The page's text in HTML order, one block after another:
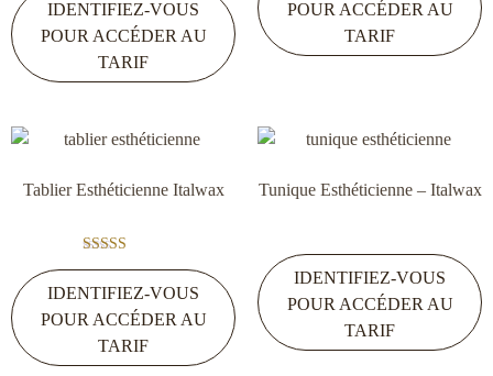
IDENTIFIEZ-VOUS
POUR ACCÉDER AU
TARIF
POUR ACCÉDER AU
TARIF
Tablier Esthéticienne Italwax
Note
sur 5
IDENTIFIEZ-VOUS
POUR ACCÉDER AU
TARIF
Tunique Esthéticienne – Italwax
IDENTIFIEZ-VOUS
POUR ACCÉDER AU
TARIF